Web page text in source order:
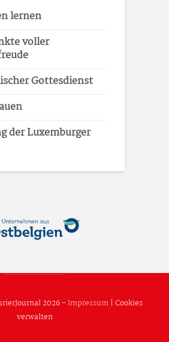
lernen
voller
Gottesdienst
der Luxemburger
2026 -Impressum| Cookies
verwalten